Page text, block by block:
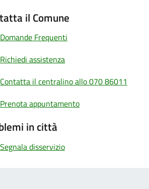
il Comune
Domande Frequenti
Richiedi assistenza
Contatta il centralino allo 070 86011
Prenota appuntamento
in città
Segnala disservizio